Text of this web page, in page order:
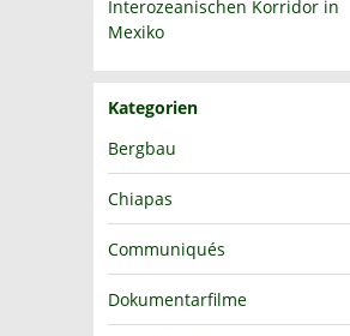
Interozeanischen Korridor in
Mexiko
Kategorien
Bergbau
Chiapas
Communiqués
Dokumentarfilme